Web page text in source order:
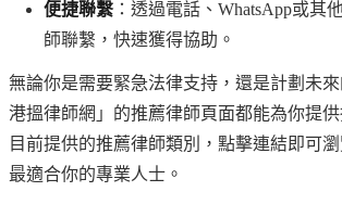
便捷聯繫 ：透過電話、WhatsApp或其
師聯繫，快速獲得協助。
無論你是需要緊急法律支持，還是計劃未
港搵律師網」的推薦律師頁面都能為你提
目前提供的推薦律師類別，點擊連結即可
最適合你的專業人士。